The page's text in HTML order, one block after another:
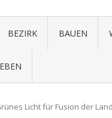
BEZIRK BAUEN
Licht für Fusion der